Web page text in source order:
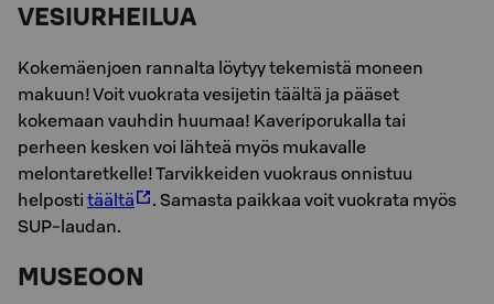
VESIURHEILUA
Kokemäenjoen rannalta löytyy tekemistä moneen
makuun! Voit vuokrata vesijetin täältä ja pääset
kokemaan vauhdin huumaa! Kaveriporukalla tai
perheen kesken voi lähteä myös mukavalle
melontaretkelle! Tarvikkeiden vuokraus onnistuu
helposti täältä
. Samasta paikkaa voit vuokrata myös
SUP-laudan.
MUSEOON